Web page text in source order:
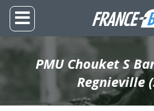
PMU Chouket S
Regnieville